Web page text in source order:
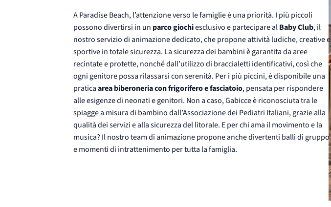
A Paradise Beach, l’attenzione verso le famiglie è una priorità. I più piccoli
possono divertirsi in un parco giochiesclusivo e partecipare alBaby Club, il
nostro servizio di animazione dedicato, che propone attività ludiche, creative e
sportive in totale sicurezza. La sicurezza dei bambini è garantita da aree
recintate e protette, nonché dall’utilizzo di braccialetti identificativi, così che
ogni genitore possa rilassarsi con serenità. Per i più piccini, è disponibile una
praticaarea biberoneria con frigorifero e fasciatoio, pensata per rispondere
alle esigenze di neonati e genitori. Non a caso, Gabicce è riconosciuta tra le
spiagge a misura di bambino dall’Associazione dei Pediatri Italiani, grazie alla
qualità dei servizi e alla sicurezza del litorale. E per chi ama il movimento e la
musica? Il nostro team di animazione propone anche divertenti balli di gruppo
e momenti di intrattenimento per tutta la famiglia.